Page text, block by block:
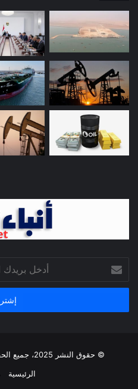
بريدك
الإلكتروني
© حقوق النشر 2025، جميع الحقوق محفوظة |
الرئيسية